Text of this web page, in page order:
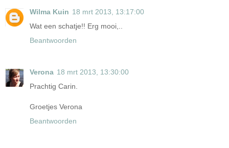
Wilma Kuin 18 mrt 2013, 13:17:00
Wat een schatje!! Erg mooi,..
Beantwoorden
Verona 18 mrt 2013, 13:30:00
Prachtig Carin.
Groetjes Verona
Beantwoorden